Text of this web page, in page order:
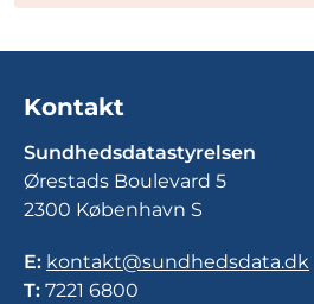
Kontakt
Sundhedsdatastyrelsen
Ørestads Boulevard 5
2300 København S
E: kontakt@sundhedsdata.dk
T: 7221 6800